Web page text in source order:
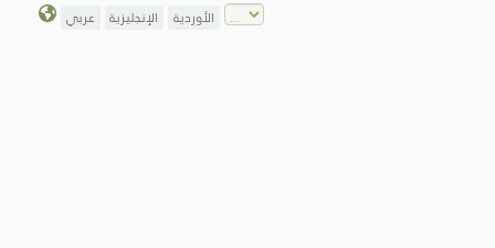
عربي الإنجليزية الأوردية